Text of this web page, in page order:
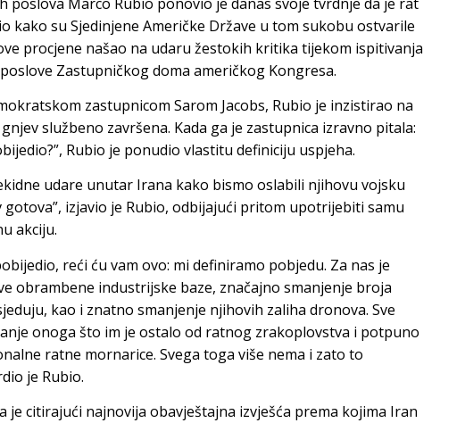
kako su Sjedinjene Američke Države u tom sukobu ostvarile
procjene našao na udaru žestokih kritika tijekom ispitivanja
Zastupničkog doma američkog Kongresa.
zastupnicom Sarom Jacobs, Rubio je inzistirao na
službeno završena. Kada ga je zastupnica izravno pitala:
Rubio je ponudio vlastitu definiciju uspjeha.
udare unutar Irana kako bismo oslabili njihovu vojsku
gotova”, izjavio je Rubio, odbijajući pritom upotrijebiti samu
akciju.
reći ću vam ovo: mi definiramo pobjedu. Za nas je
obrambene industrijske baze, značajno smanjenje broja
kao i znatno smanjenje njihovih zaliha dronova. Sve
onoga što im je ostalo od ratnog zrakoplovstva i potpuno
ratne mornarice. Svega toga više nema i zato to
je Rubio.
je citirajući najnovija obavještajna izvješća prema kojima Iran